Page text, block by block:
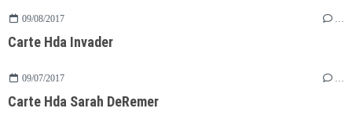
09/08/2017
Carte Hda Invader
09/07/2017 …
Carte Hda Sarah DeRemer